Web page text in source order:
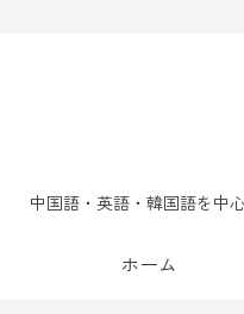
中国語・英語・韓国語を中
ホーム